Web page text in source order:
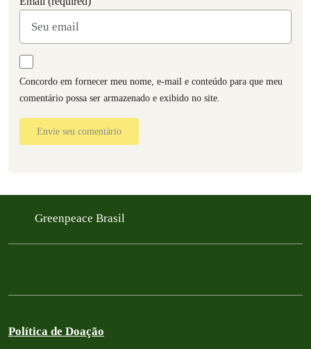
Concordo em fornecer meu nome, e-mail e conteúdo para que meu
comentário possa ser armazenado e exibido no site.
Envie seu comentário
Greenpeace Brasil
Política de Doação